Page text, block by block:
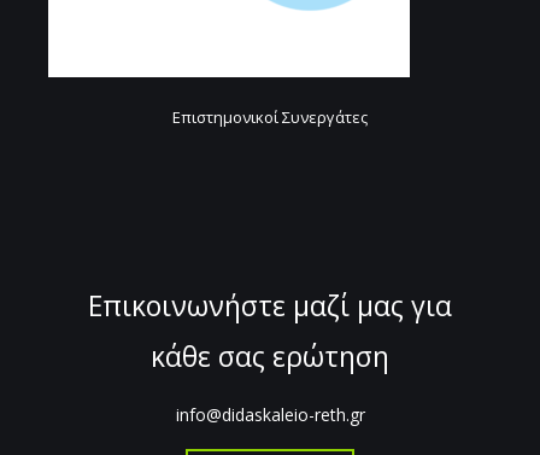
Επιστημονικοί Συνεργάτες
Επικοινωνήστε μαζί μας για
κάθε σας ερώτηση
info@didaskaleio-reth.gr